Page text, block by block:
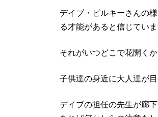
デイブ・ピルキーさんの
る才能があると信じていま
それがいつどこで花開く
子供達の身近に大人達が
デイブの担任の先生が廊